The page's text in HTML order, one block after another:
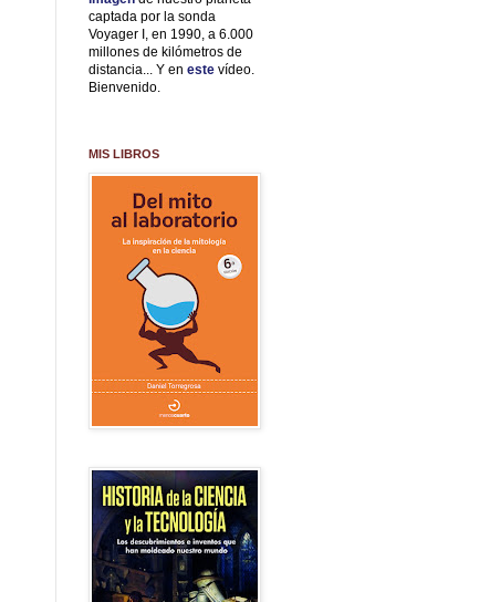
captada por la sonda
Voyager I, en 1990, a 6.000
millones de kilómetros de
distancia... Y en este vídeo.
Bienvenido.
MIS LIBROS